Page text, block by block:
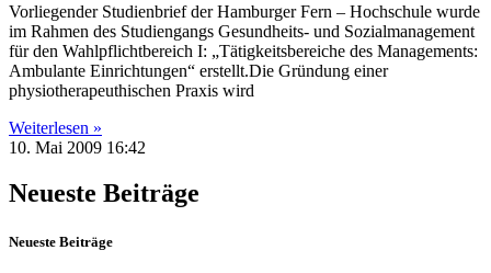
Vorliegender Studienbrief der Hamburger Fern – Hochschule wurde
im Rahmen des Studiengangs Gesundheits- und Sozialmanagement
für den Wahlpflichtbereich I: „Tätigkeitsbereiche des Managements:
Ambulante Einrichtungen“ erstellt.Die Gründung einer
physiotherapeuthischen Praxis wird
Weiterlesen »
10. Mai 2009 16:42
Neueste Beiträge
Neueste Beiträge